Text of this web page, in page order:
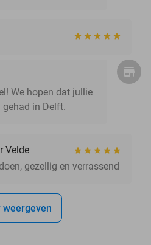
We hopen dat jullie
gehad in Delft.
Velde
gezellig en verrassend
weergeven